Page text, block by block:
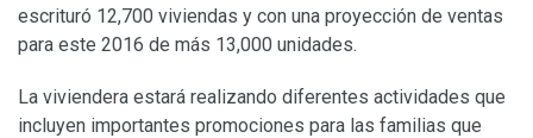
escrituró 12,700 viviendas y con una proyección de ventas
para este 2016 de más 13,000 unidades.
La viviendera estará realizando diferentes actividades que
incluyen importantes promociones para las familias que